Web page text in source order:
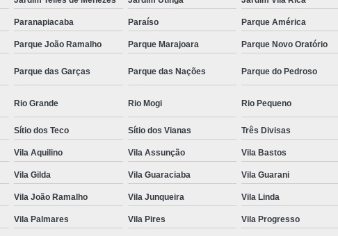
Paranapiacaba Paraíso Parque América
Parque João Ramalho Parque Marajoara Parque Novo Oratório
Parque das Garças Parque das Nações Parque do Pedroso
Rio Grande Rio Mogi Rio Pequeno
Sítio dos Teco Sítio dos Vianas Três Divisas
Vila Aquilino Vila Assunção Vila Bastos
Vila Gilda Vila Guaraciaba Vila Guarani
Vila João Ramalho Vila Junqueira Vila Linda
Vila Palmares Vila Pires Vila Progresso